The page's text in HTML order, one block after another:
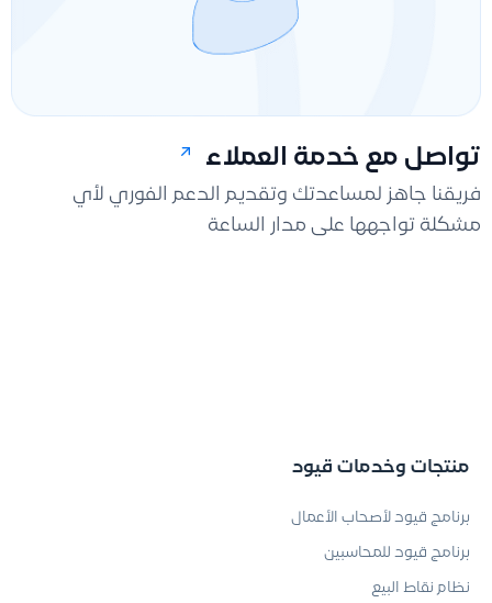
تواصل مع خدمة العملاء
فريقنا جاهز لمساعدتك وتقديم الدعم الفوري لأي
مشكلة تواجهها على مدار الساعة
منتجات وخدمات قيود
برنامج قيود لأصحاب الأعمال
برنامج قيود للمحاسبين
نظام نقاط البيع